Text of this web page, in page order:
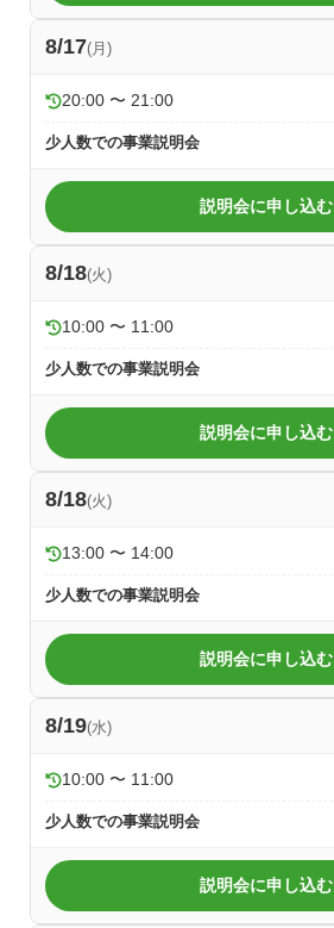
8/17(月)
20:00 〜 21:00
少人数での事業説明会
説明会に申し込む
8/18(火)
10:00 〜 11:00
少人数での事業説明会
説明会に申し込む
8/18(火)
13:00 〜 14:00
少人数での事業説明会
説明会に申し込む
8/19(水)
10:00 〜 11:00
少人数での事業説明会
説明会に申し込む